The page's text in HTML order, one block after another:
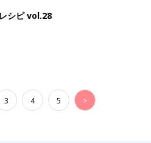
シピ vol.28
3 4 5 >